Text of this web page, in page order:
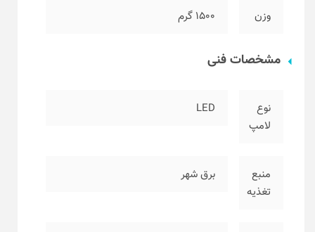
وزن ۱۵۰۰ گرم
مشخصات فنی
نوع
لامپ
LED
منبع
تغذیه
برق شهر